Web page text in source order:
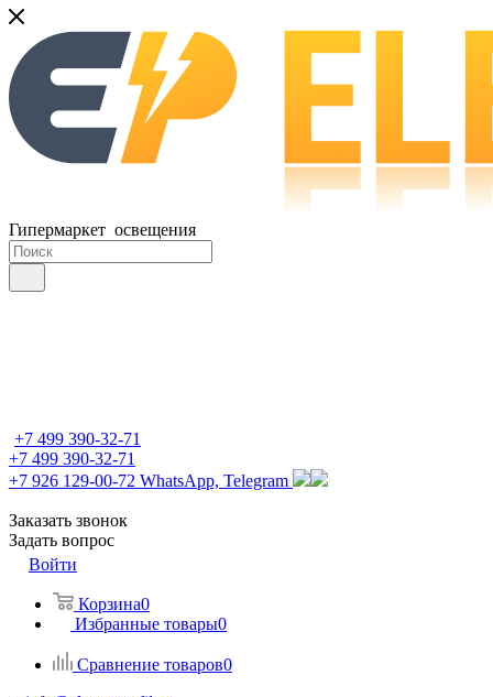
Гипермаркет освещения
+7 499 390-32-71
+7 499 390-32-71
+7 926 129-00-72 WhatsApp, Telegram
Заказать звонок
Задать вопрос
Войти
Корзина0
Избранные товары0
Сравнение товаров0